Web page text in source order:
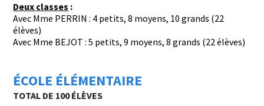
Deux classes :
Avec Mme PERRIN : 4 petits, 8 moyens, 10 grands (22
élèves)
Avec Mme BEJOT : 5 petits, 9 moyens, 8 grands (22 élèves)
ÉCOLE ÉLÉMENTAIRE
TOTAL DE 100 ÉLÈVES